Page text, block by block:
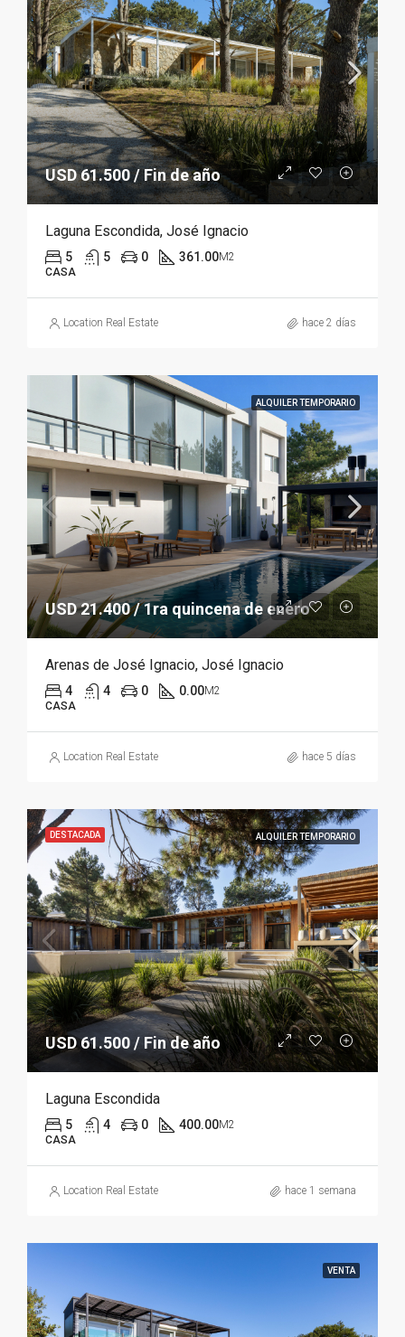
USD 61.500 / Fin de año
Laguna Escondida, José Ignacio
5 5 0 361.00M2
CASA
Location Real Estate hace 2 días
ALQUILER TEMPORARIO
USD 21.400 / 1ra quincena de enero
Arenas de José Ignacio, José Ignacio
4 4 0 0.00M2
CASA
Location Real Estate hace 5 días
DESTACADA ALQUILER TEMPORARIO
USD 61.500 / Fin de año
Laguna Escondida
5 4 0 400.00M2
CASA
Location Real Estate hace 1 semana
VENTA